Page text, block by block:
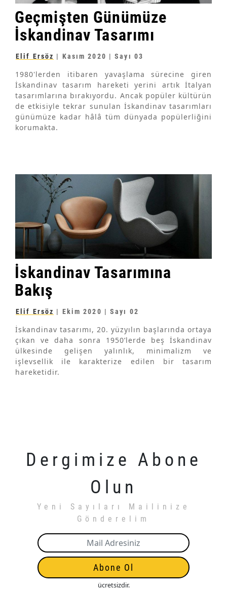
Geçmişten Günümüze
İskandinav Tasarımı
Elif Ersöz | Kasım 2020 | Sayı 03
1980'lerden itibaren yavaşlama sürecine giren
İskandinav tasarım hareketi yerini artık İtalyan
tasarımlarına bırakıyordu. Ancak popüler kültürün
de etkisiyle tekrar sunulan İskandinav tasarımları
günümüze kadar hâlâ tüm dünyada popülerliğini
korumakta.
İskandinav Tasarımına
Bakış
Elif Ersöz | Ekim 2020 | Sayı 02
İskandinav tasarımı, 20. yüzyılın başlarında ortaya
çıkan ve daha sonra 1950’lerde beş İskandinav
ülkesinde gelişen yalınlık, minimalizm ve
işlevsellik ile karakterize edilen bir tasarım
hareketidir.
Dergimize Abone
Olun
Yeni Sayıları Mailinize
Gönderelim
Abone Ol
ücretsizdir.